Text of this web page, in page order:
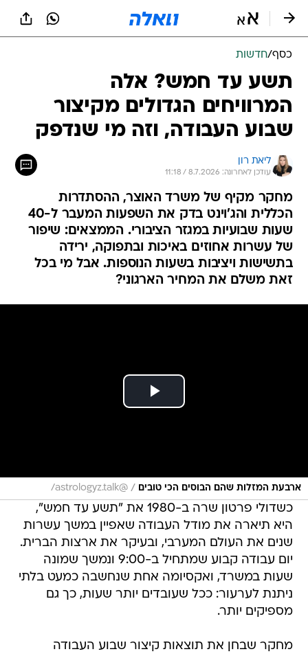
כסף/חדשות
תשע עד חמש? אלה
המרוויחים הגדולים מקיצור
שבוע העבודה, וזה מי שנדפק
ליאת רון
עודכן לאחרונה: 8.7.2026 / 11:18
מחקר מקיף של משרד האוצר, ההסתדרות
הכללית והג'וינט בדק את השפעות המעבר ל-40
שעות שבועיות במגזר הציבורי. הממצאים: שיפור
של עשרות אחוזים באיכות ובתפוקה, ירידה
בתשישות ויציבות בשעות הנוספות. אבל מי בכל
זאת משלם את המחיר הארגוני?
ארבעת המזלות שהם הבוסים הכי טובים /
@astrologyz.talk/
כשדולי פרטון שרה ב-1980 את "תשע עד חמש",
היא תיארה את מודל העבודה שאפיין במשך עשרות
שנים את העולם המערבי, ובעיקר את ארצות הברית.
יום עבודה קבוע שמתחיל ב-9:00 ונמשך שמונה
שעות במשרד, ואקסיומה אחת שנחשבה כמעט בלתי
ניתנת לערעור: ככל שעובדים יותר שעות, כך גם
מספיקים יותר.
מחקר שבחן את תוצאות קיצור שבוע העבודה